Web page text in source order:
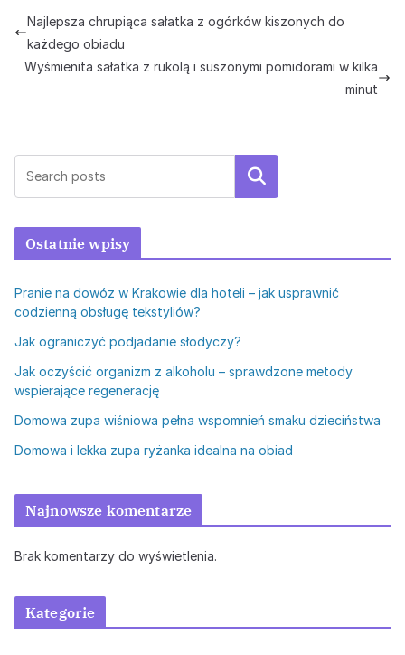
Najlepsza chrupiąca sałatka z ogórków kiszonych do
każdego obiadu
Wyśmienita sałatka z rukolą i suszonymi pomidorami w kilka
minut
Szukaj
Ostatnie wpisy
Pranie na dowóz w Krakowie dla hoteli – jak usprawnić
codzienną obsługę tekstyliów?
Jak ograniczyć podjadanie słodyczy?
Jak oczyścić organizm z alkoholu – sprawdzone metody
wspierające regenerację
Domowa zupa wiśniowa pełna wspomnień smaku dzieciństwa
Domowa i lekka zupa ryżanka idealna na obiad
Najnowsze komentarze
Brak komentarzy do wyświetlenia.
Kategorie